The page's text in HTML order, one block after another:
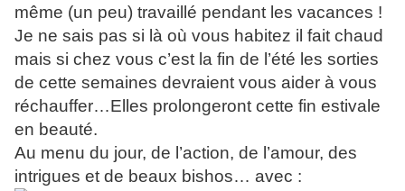
même (un peu) travaillé pendant les vacances !
Je ne sais pas si là où vous habitez il fait chaud
mais si chez vous c’est la fin de l’été les sorties
de cette semaines devraient vous aider à vous
réchauffer…Elles prolongeront cette fin estivale
en beauté.
Au menu du jour, de l’action, de l’amour, des
intrigues et de beaux bishos… avec :